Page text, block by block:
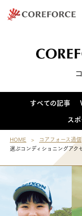
Online Shop
Support
Membership
Reports
すべての記事
ス
HOME コアフォース通信
選ぶコンディショニングアク